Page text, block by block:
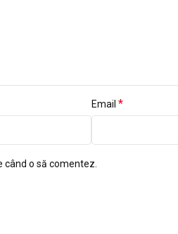
Email *
când o să comentez.